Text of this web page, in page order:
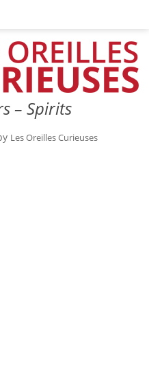
– Spirits
Les Oreilles Curieuses